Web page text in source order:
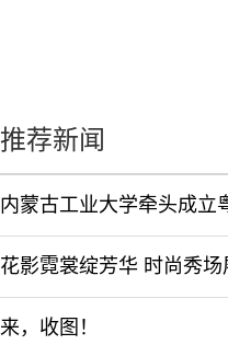
推荐新闻
内蒙古工业大学牵头成立
来，收图！